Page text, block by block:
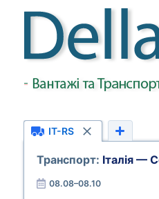
IT-RS
Транспорт: Італія —
08.08–08.10